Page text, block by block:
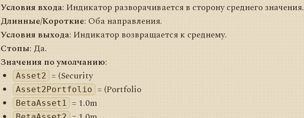
Условия входа: Индикатор разворачивается в сторону среднего значения.
Длинные/Короткие: Оба направления.
Условия выхода: Индикатор возвращается к среднему.
Стопы: Да.
Значения по умолчанию:
Asset2 = (Security
Asset2Portfolio = (Portfolio
BetaAsset1 = 1.0m